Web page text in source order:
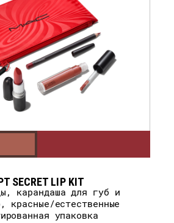
SECRET LIP KIT
красные/естественные
упаковка